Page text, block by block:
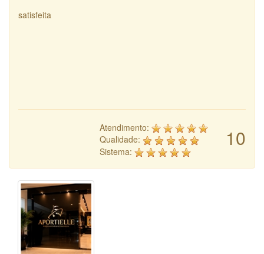
satisfeita
10
Atendimento:
Qualidade:
Sistema: